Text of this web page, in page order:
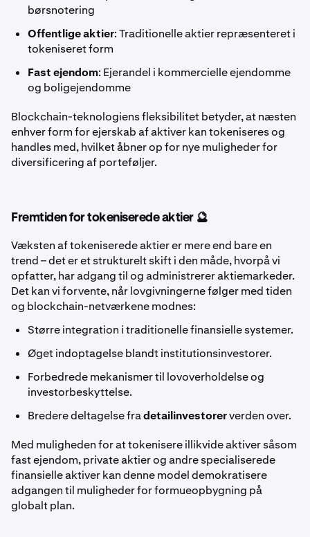
børsnotering
Offentlige aktier: Traditionelle aktier repræsenteret i
tokeniseret form
Fast ejendom: Ejerandel i kommercielle ejendomme
og boligejendomme
Blockchain-teknologiens fleksibilitet betyder, at næsten
enhver form for ejerskab af aktiver kan tokeniseres og
handles med, hvilket åbner op for nye muligheder for
diversificering af porteføljer.
Fremtiden for tokeniserede aktier 🔮
Væksten af tokeniserede aktier er mere end bare en
trend – det er et strukturelt skift i den måde, hvorpå vi
opfatter, har adgang til og administrerer aktiemarkeder.
Det kan vi forvente, når lovgivningerne følger med tiden
og blockchain-netværkene modnes:
Større integration i traditionelle finansielle systemer.
Øget indoptagelse blandt institutionsinvestorer.
Forbedrede mekanismer til lovoverholdelse og
investorbeskyttelse.
Bredere deltagelse fradetailinvestorerverden over.
Med muligheden for at tokenisere illikvide aktiver såsom
fast ejendom, private aktier og andre specialiserede
finansielle aktiver kan denne model demokratisere
adgangen til muligheder for formueopbygning på
globalt plan.